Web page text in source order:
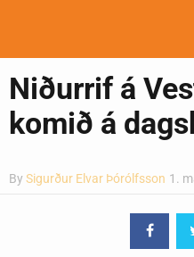
Niðurrif á
komið á
By Sigurður Elvar Þórólfsson 1.